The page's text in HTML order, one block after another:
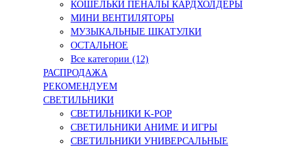
КОШЕЛЬКИ ПЕНАЛЫ КАРДХОЛДЕРЫ
МИНИ ВЕНТИЛЯТОРЫ
МУЗЫКАЛЬНЫЕ ШКАТУЛКИ
ОСТАЛЬНОЕ
Все категории (12)
РАСПРОДАЖА
РЕКОМЕНДУЕМ
СВЕТИЛЬНИКИ
СВЕТИЛЬНИКИ K-POP
СВЕТИЛЬНИКИ АНИМЕ И ИГРЫ
СВЕТИЛЬНИКИ УНИВЕРСАЛЬНЫЕ